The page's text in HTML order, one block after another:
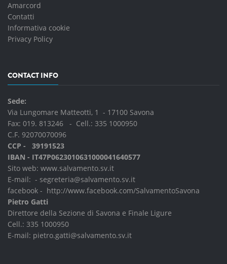
Amarcord
Contatti
Informativa cookie
Privacy Policy
CONTACT INFO
Sede:
Via Lungomare Matteotti, 1 - 17100 Savona
Fax: 019. 813246 - Cell.: 335 1000950
C.F. 92070070096
CCP - 39191523
IBAN - IT47P0623010631000041640577
Sito web: www.salvamento.sv.it
E-mail: - segreteria@salvamento.sv.it
facebook - http://www.facebook.com/SalvamentoSavona
Pietro Gatti
Direttore della Sezione di Savona e Finale Ligure
Cell.: 335 1000950
E-mail: pietro.gatti@salvamento.sv.it